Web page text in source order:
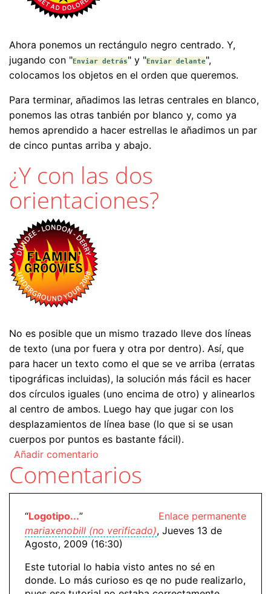
Ahora ponemos un rectángulo negro centrado. Y,
jugando con "Enviar detrás" y "Enviar delante",
colocamos los objetos en el orden que queremos.
Para terminar, añadimos las letras centrales en blanco,
ponemos las otras tanbién por blanco y, como ya
hemos aprendido a hacer estrellas le añadimos un par
de cinco puntas arriba y abajo.
¿Y con las dos
orientaciones?
No es posible que un mismo trazado lleve dos líneas
de texto (una por fuera y otra por dentro). Así, que
para hacer un texto como el que se ve arriba (erratas
tipográficas incluidas), la solución más fácil es hacer
dos círculos iguales (uno encima de otro) y alinearlos
al centro de ambos. Luego hay que jugar con los
desplazamientos de línea base (lo que si se usan
cuerpos por puntos es bastante fácil).
Añadir comentario
Comentarios
Enlace permanente
“Logotipo...”
mariaxenobill (no verificado), Jueves 13 de
Agosto, 2009 (16:30)
Este tutorial lo habia visto antes no sé en
donde. Lo más curioso es qe no pude realizarlo,